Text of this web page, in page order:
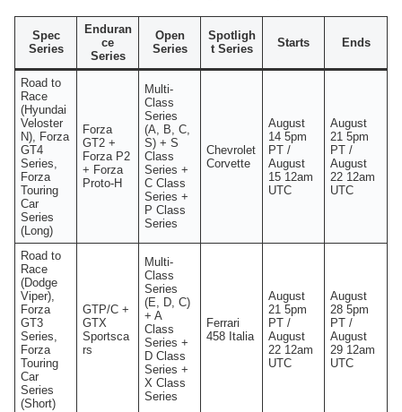
Spec
Series
Enduran
ce
Series
Open
Series
Spotligh
t Series
Starts Ends
Road to
Race
(Hyundai
Veloster
N), Forza
GT4
Series,
Forza
Touring
Car
Series
(Long)
Forza
GT2 +
Forza P2
+ Forza
Proto-H
Multi-
Class
Series
(A, B, C,
S) + S
Class
Series +
C Class
Series +
P Class
Series
Chevrolet
Corvette
August
14 5pm
PT /
August
15 12am
UTC
August
21 5pm
PT /
August
22 12am
UTC
Road to
Race
(Dodge
Viper),
Forza
GT3
Series,
Forza
Touring
Car
Series
(Short)
GTP/C +
GTX
Sportsca
rs
Multi-
Class
Series
(E, D, C)
+ A
Class
Series +
D Class
Series +
X Class
Series
Ferrari
458 Italia
August
21 5pm
PT /
August
22 12am
UTC
August
28 5pm
PT /
August
29 12am
UTC